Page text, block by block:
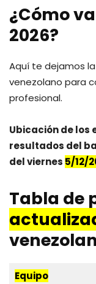
¿Cómo
2026?
Aquí te dejamos
venezolano para
profesional.
Ubicación de los
resultados del
del viernes 5/12/
Tabla de
Equipo